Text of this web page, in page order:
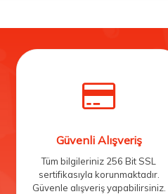
Güvenli Alışveriş
Tüm bilgileriniz 256 Bit SSL
sertifikasıyla korunmaktadır.
Güvenle alışveriş yapabilirsiniz.